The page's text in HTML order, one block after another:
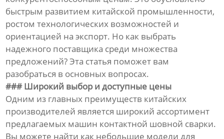
быстрым развитием китайской промышленности,
ростом технологических возможностей и
ориентацией на экспорт. Но как выбрать
надежного поставщика среди множества
предложений? Эта статья поможет вам
разобраться в основных вопросах.
### Широкий выбор и доступные цены
Одним из главных преимуществ китайских
производителей является широкий ассортимент
предлагаемых машин контактной шовной сварки.
Вы можете найти как небольшие модели для